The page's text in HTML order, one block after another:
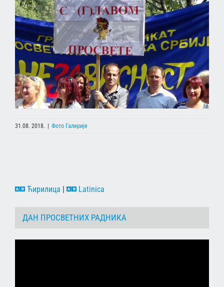
31.08. 2018. Фото Галерије
Ћирилица | Latinica
ДАН ПРОСВЕТНИХ РАДНИКА